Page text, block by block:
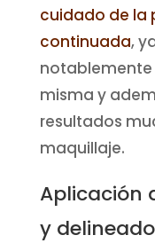
cuidado de la
continuada,
notablemente
misma y
resultados
maquillaje.
Aplicación
y